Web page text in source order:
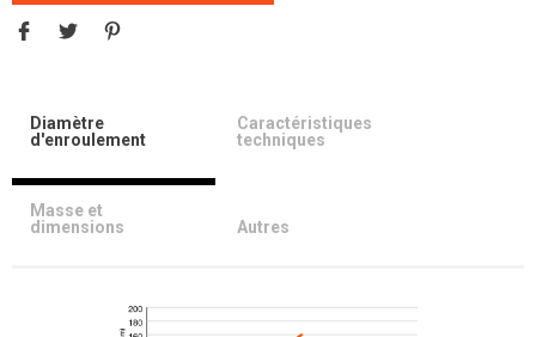
Diamètre
d'enroulement
Caractéristiques
techniques
Masse et
dimensions
Autres